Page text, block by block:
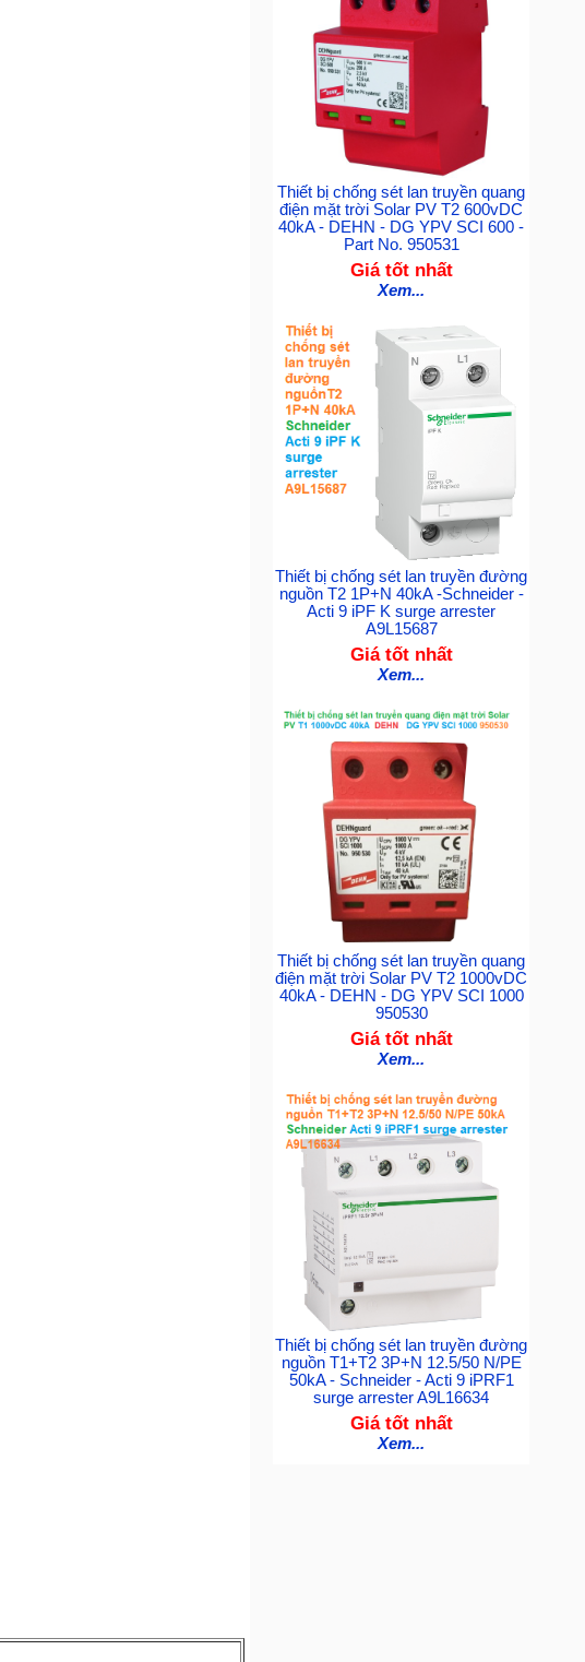
Thiết bị chống sét lan truyền quang
điện mặt trời Solar PV T2 600vDC
40kA - DEHN - DG YPV SCI 600 -
Part No. 950531
Giá tốt nhất
Xem...
Thiết bị chống sét lan truyền đường
nguồn T2 1P+N 40kA -Schneider -
Acti 9 iPF K surge arrester
A9L15687
Giá tốt nhất
Xem...
Thiết bị chống sét lan truyền quang
điện mặt trời Solar PV T2 1000vDC
40kA - DEHN - DG YPV SCI 1000
950530
Giá tốt nhất
Xem...
Thiết bị chống sét lan truyền đường
nguồn T1+T2 3P+N 12.5/50 N/PE
50kA - Schneider - Acti 9 iPRF1
surge arrester A9L16634
Giá tốt nhất
Xem...